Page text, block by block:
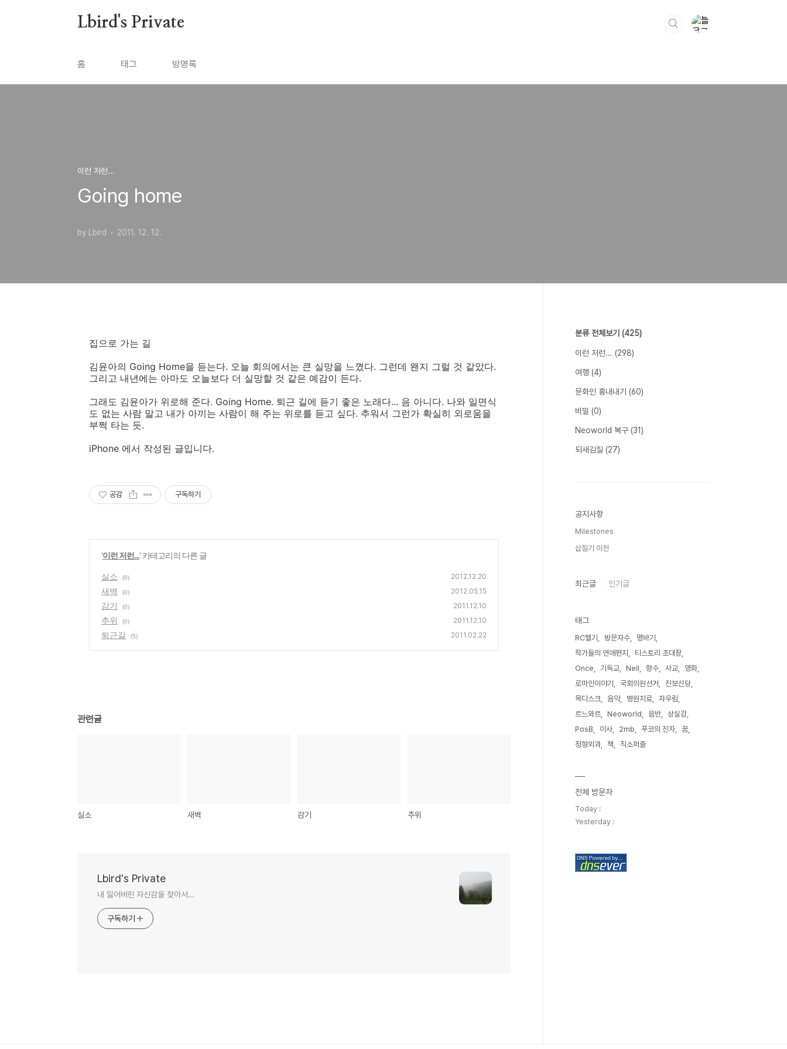
Lbird's Private
홈 태그 방명록
이런 저런...
Going home
by Lbird 2011. 12. 12.
집으로 가는 길
김윤아의 Going Home을 듣는다. 오늘 회의에서는 큰 실망을 느꼈다. 그런데 왠지 그럴 것 같았다.
그리고 내년에는 아마도 오늘보다 더 실망할 것 같은 예감이 든다.
그래도 김윤아가 위로해 준다. Going Home. 퇴근 길에 듣기 좋은 노래다... 음 아니다. 나와 일면식
도 없는 사람 말고 내가 아끼는 사람이 해 주는 위로를 듣고 싶다. 추워서 그런가 확실히 외로움을
부쩍 타는 듯.
iPhone 에서 작성된 글입니다.
공감 구독하기
'이런 저런...' 카테고리의 다른 글
실소 (0) 2012.12.20
새벽 (0) 2012.05.15
감기 (0) 2011.12.10
추위 (0) 2011.12.10
퇴근길 (5) 2011.02.22
관련글
실소 새벽 감기 추위
Lbird's Private
내 잃어버린 자신감을 찾아서...
구독하기
분류 전체보기 (425)
이런 저런... (298)
여행 (4)
문화인 흉내내기 (60)
비밀 (0)
Neoworld 복구 (31)
되새김질 (27)
공지사항
Milestones
삽질기 이전
최근글 인기글
태그
RC헬기 방문자수
명바기
작가들의 연애편지
티스토리 초대장
Once
기독교 Nell 향수 사교
영화
로마인이야기
국회의원선거
진보신당
목디스크
음악 병원치료
자우림
르느와르
Neoworld 음반
상실감
PosB
이사 2mb 푸코의 진자
꿈
정형외과
책 직소퍼즐
전체 방문자
Today :
Yesterday :